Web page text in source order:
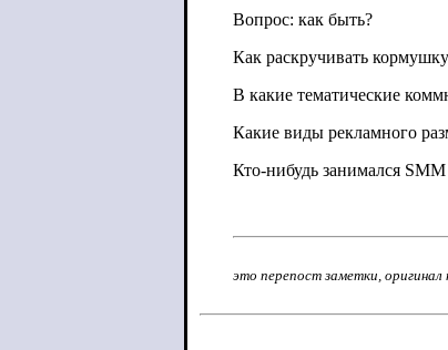
Вопрос: как быть?
Как раскручивать
В какие тематические
Какие виды рекламного
Кто-нибудь занимался
это перепост заметки,